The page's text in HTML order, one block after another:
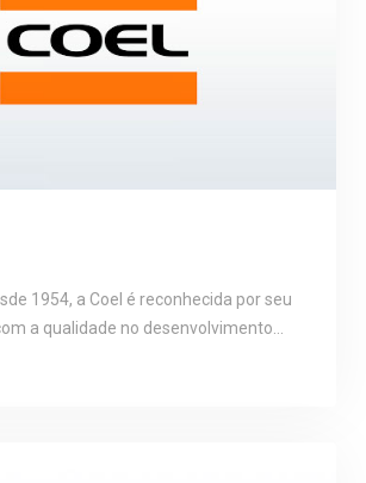
1954, a Coel é reconhecida por seu
a qualidade no desenvolvimento…